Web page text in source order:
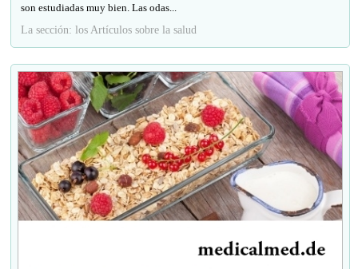
son estudiadas muy bien. Las odas...
La sección: los Artículos sobre la salud